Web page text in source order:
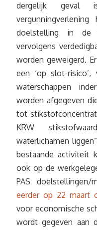
dergelijk geval
doelstelling in de
vervolgens
worden geweigerd.
een ‘op slot-
waterschappen
worden afgegeven
tot
KRW
waterlichamen
bestaande activiteit
ook op de
PAS doelstellingen/
eerder op 22 maart
voor economische
wordt gegeven aan